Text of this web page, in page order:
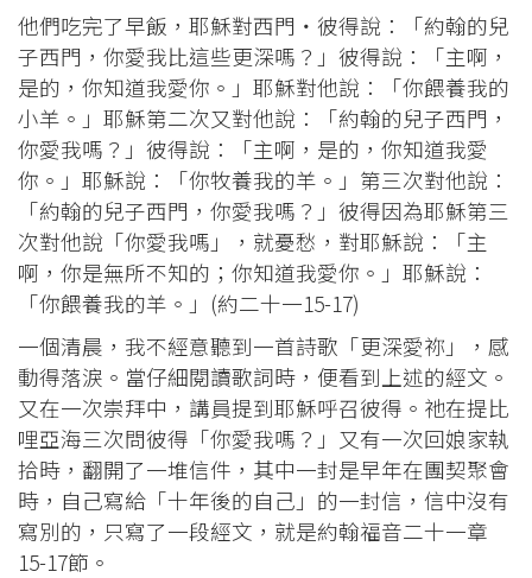
他們吃完了早飯，耶穌對西門‧彼得說：「約翰的兒
子西門，你愛我比這些更深嗎？」彼得說：「主啊，
是的，你知道我愛你。」耶穌對他說：「你餵養我的
小羊。」耶穌第二次又對他說：「約翰的兒子西門，
你愛我嗎？」彼得說：「主啊，是的，你知道我愛
你。」耶穌說：「你牧養我的羊。」第三次對他說：
「約翰的兒子西門，你愛我嗎？」彼得因為耶穌第三
次對他說「你愛我嗎」，就憂愁，對耶穌說：「主
啊，你是無所不知的；你知道我愛你。」耶穌說：
「你餵養我的羊。」(約二十一15-17)
一個清晨，我不經意聽到一首詩歌「更深愛祢」，感
動得落淚。當仔細閱讀歌詞時，便看到上述的經文。
又在一次崇拜中，講員提到耶穌呼召彼得。祂在提比
哩亞海三次問彼得「你愛我嗎？」又有一次回娘家執
拾時，翻開了一堆信件，其中一封是早年在團契聚會
時，自己寫給「十年後的自己」的一封信，信中沒有
寫別的，只寫了一段經文，就是約翰福音二十一章
15-17節。